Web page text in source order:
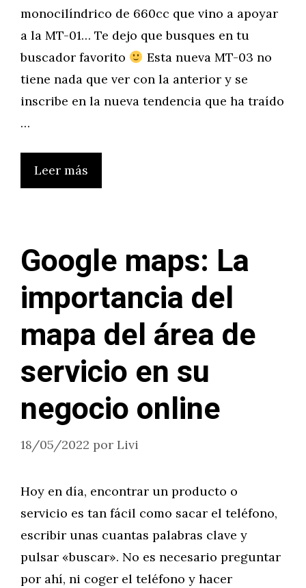
monocilíndrico de 660cc que vino a apoyar
a la MT-01… Te dejo que busques en tu
buscador favorito
Esta nueva MT-03 no
tiene nada que ver con la anterior y se
inscribe en la nueva tendencia que ha traído
…
Leer más
Google maps: La
importancia del
mapa del área de
servicio en su
negocio online
18/05/2022 por Livi
Hoy en día, encontrar un producto o
servicio es tan fácil como sacar el teléfono,
escribir unas cuantas palabras clave y
pulsar «buscar». No es necesario preguntar
por ahí, ni coger el teléfono y hacer